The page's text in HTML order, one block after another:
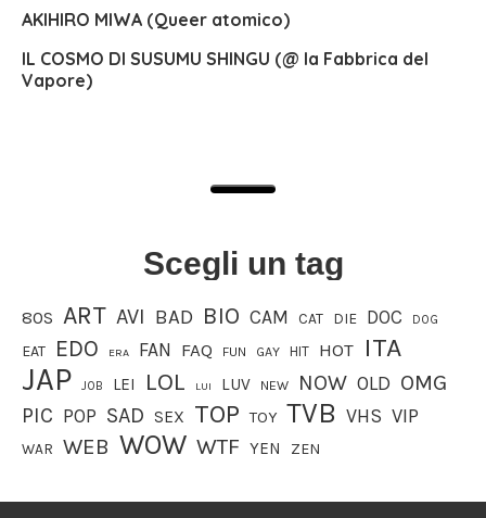
AKIHIRO MIWA (Queer atomico)
IL COSMO DI SUSUMU SHINGU (@ la Fabbrica del
Vapore)
Scegli un tag
80S ART AVI BAD BIO CAM CAT DIE DOC DOG
EAT EDO ERA FAN FAQ FUN GAY HIT HOT ITA
JAP JOB LEI LOL LUI LUV NEW NOW OLD OMG
PIC POP SAD SEX TOP TOY TVB VHS VIP
WAR WEB WOW WTF YEN ZEN